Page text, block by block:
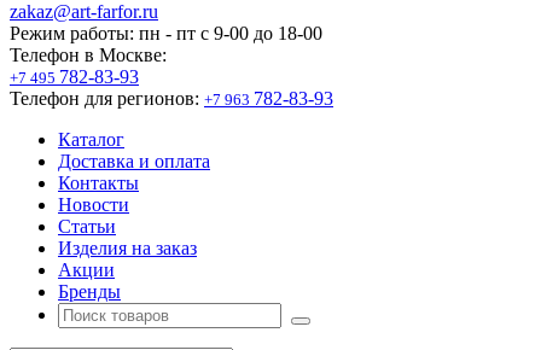
zakaz@art-farfor.ru
Режим работы: пн - пт c 9-00 до 18-00
Телефон в Москве:
+7 495 782-83-93
Телефон для регионов: +7 963 782-83-93
Каталог
Доставка и оплата
Контакты
Новости
Статьи
Изделия на заказ
Акции
Бренды